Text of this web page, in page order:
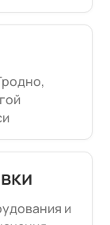
и